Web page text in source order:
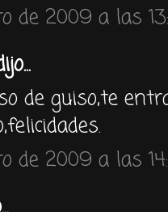
de 2009 a las
de guiso,te
de 2009 a las